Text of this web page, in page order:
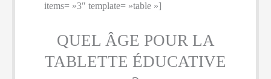
items= »3″ template= »table »]
QUEL ÂGE POUR LA
TABLETTE ÉDUCATIVE